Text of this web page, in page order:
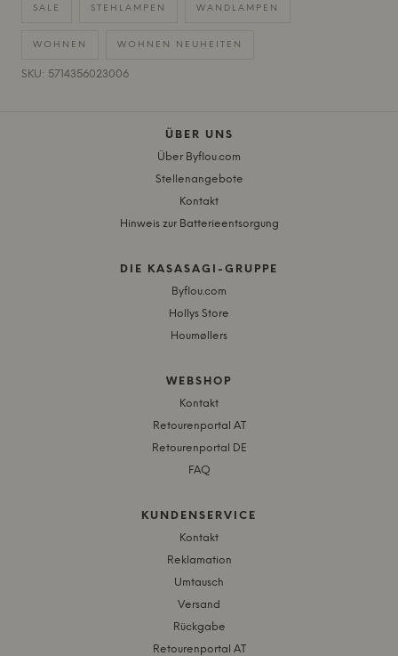
SALE STEHLAMPEN WANDLAMPEN
WOHNEN WOHNEN NEUHEITEN
SKU: 5714356023006
ÜBER UNS
Über Byflou.com
Stellenangebote
Kontakt
Hinweis zur Batterieentsorgung
DIE KASASAGI-GRUPPE
Byflou.com
Hollys Store
Houmøllers
WEBSHOP
Kontakt
Retourenportal AT
Retourenportal DE
FAQ
KUNDENSERVICE
Kontakt
Reklamation
Umtausch
Versand
Rückgabe
Retourenportal AT